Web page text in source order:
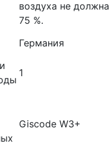
воздуха не
75 %.
Германия
1
Giscode W3+